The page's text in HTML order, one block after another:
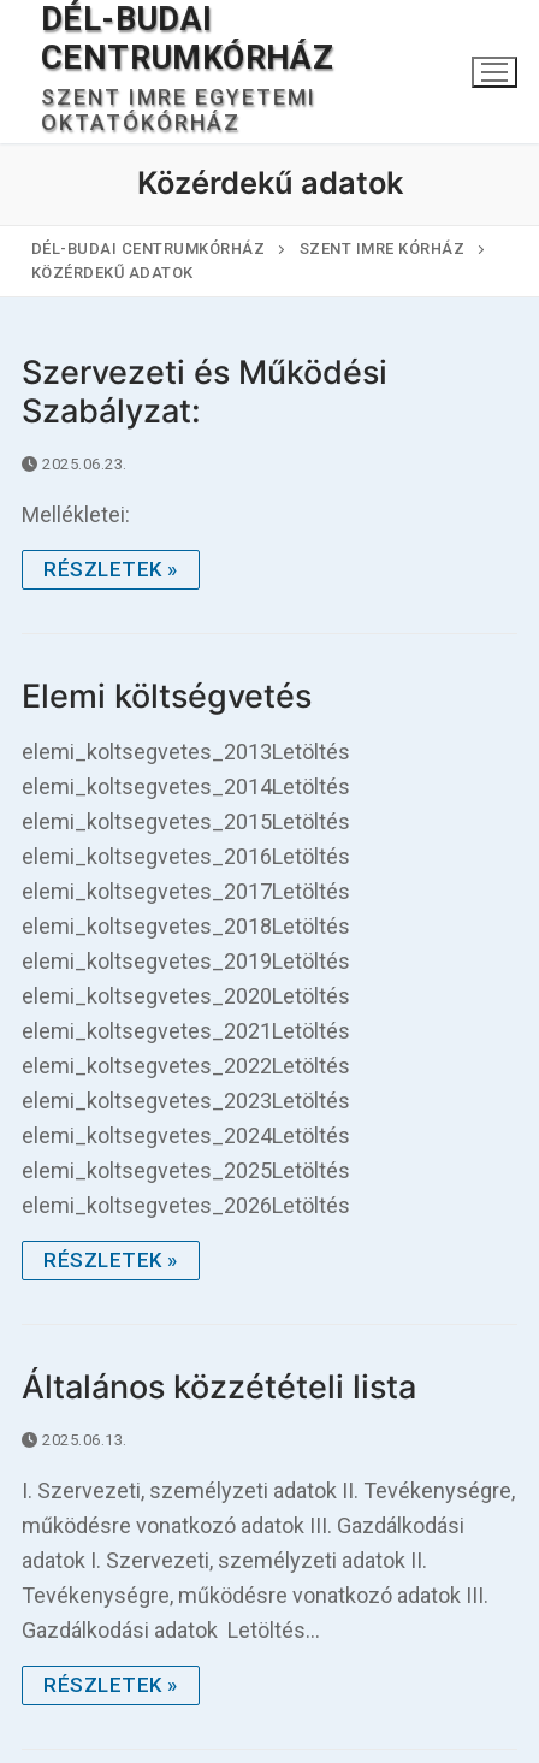
Ugrás
tartalomra
DÉL-BUDAI
CENTRUMKÓRHÁZ
SZENT IMRE EGYETEMI
OKTATÓKÓRHÁZ
Főoldal
Betegellátás
Hírek
Közérdekű adatok
DÉL-BUDAI CENTRUMKÓRHÁZ
SZENT IMRE KÓRHÁZ
KÖZÉRDEKŰ ADATOK
Szervezeti és Működési
Szabályzat:
2025.06.23.
Mellékletei:
RÉSZLETEK »
Elemi költségvetés
elemi_koltsegvetes_2013Letöltés
elemi_koltsegvetes_2014Letöltés
elemi_koltsegvetes_2015Letöltés
elemi_koltsegvetes_2016Letöltés
elemi_koltsegvetes_2017Letöltés
elemi_koltsegvetes_2018Letöltés
elemi_koltsegvetes_2019Letöltés
elemi_koltsegvetes_2020Letöltés
elemi_koltsegvetes_2021Letöltés
elemi_koltsegvetes_2022Letöltés
elemi_koltsegvetes_2023Letöltés
elemi_koltsegvetes_2024Letöltés
elemi_koltsegvetes_2025Letöltés
elemi_koltsegvetes_2026Letöltés
RÉSZLETEK »
Általános közzétételi lista
2025.06.13.
I. Szervezeti, személyzeti adatok II. Tevékenységre,
működésre vonatkozó adatok III. Gazdálkodási
adatok I. Szervezeti, személyzeti adatok II.
Tevékenységre, működésre vonatkozó adatok III.
Gazdálkodási adatok Letöltés…
RÉSZLETEK »